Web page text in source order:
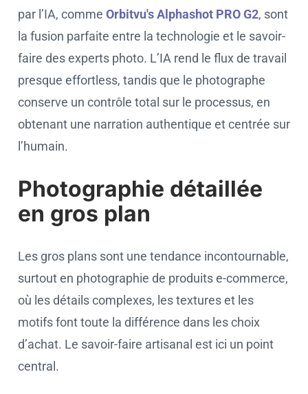
par l’IA, comme Orbitvu's Alphashot PRO G2, sont
la fusion parfaite entre la technologie et le savoir-
faire des experts photo. L’IA rend le flux de travail
presque effortless, tandis que le photographe
conserve un contrôle total sur le processus, en
obtenant une narration authentique et centrée sur
l’humain.
Photographie détaillée
en gros plan
Les gros plans sont une tendance incontournable,
surtout en photographie de produits e-commerce,
où les détails complexes, les textures et les
motifs font toute la différence dans les choix
d’achat. Le savoir-faire artisanal est ici un point
central.